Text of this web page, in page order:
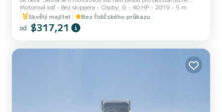
užívání: zakotvit v zátoce, relaxovat na slunci nebo si užít
občerstvení s výhledem na Středozemní moře. Plán je ve vaší režii.️
Motorová loď Bez skippera Osoby: 6 40 HP 2019
5 m
Skvělý majitel
Bez řidičského průkazu
od $317,21